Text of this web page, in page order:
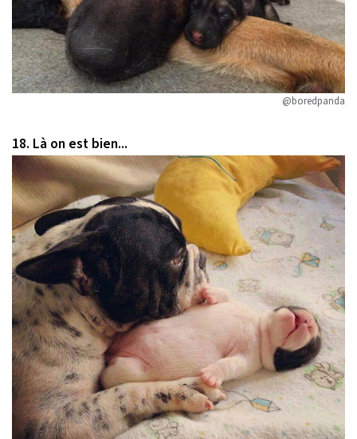
@boredpanda
18. Là on est bien...